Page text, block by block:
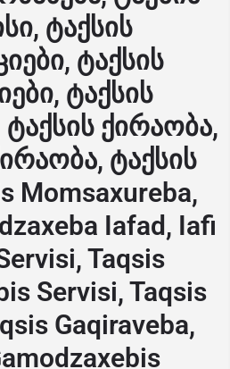
ტაქსის
ტაქსის
ტაქსის
ქირაობა,
ტაქსის
Momsaxureba,
Iafad, Iafi
Taqsis
Servisi, Taqsis
Gaqiraveba,